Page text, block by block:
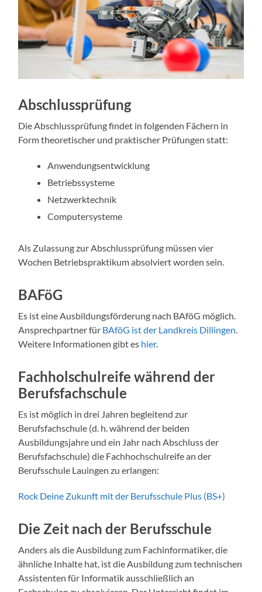
Abschlussprüfung
Die Abschlussprüfung findet in folgenden Fächern in
Form theoretischer und praktischer Prüfungen statt:
Anwendungsentwicklung
Betriebssysteme
Netzwerktechnik
Computersysteme
Als Zulassung zur Abschlussprüfung müssen vier
Wochen Betriebspraktikum absolviert worden sein.
BAFöG
Es ist eine Ausbildungsförderung nach BAföG möglich.
Ansprechpartner für BAföG ist der Landkreis Dillingen
Weitere Informationen gibt es hier.
Fachholschulreife während der
Berufsfachschule
Es ist möglich in drei Jahren begleitend zur
Berufsfachschule (d. h. während der beiden
Ausbildungsjahre und ein Jahr nach Abschluss der
Berufsfachschule) die Fachhochschulreife an der
Berufsschule Lauingen zu erlangen:
Rock Deine Zukunft mit der Berufsschule Plus (BS+)
Die Zeit nach der Berufsschule
Anders als die Ausbildung zum Fachinformatiker, die
ähnliche Inhalte hat, ist die Ausbildung zum technischen
Assistenten für Informatik ausschließlich an